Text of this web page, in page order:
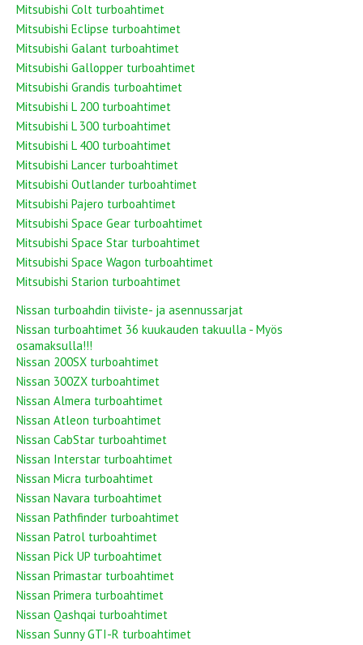
Mitsubishi Colt turboahtimet
Mitsubishi Eclipse turboahtimet
Mitsubishi Galant turboahtimet
Mitsubishi Gallopper turboahtimet
Mitsubishi Grandis turboahtimet
Mitsubishi L 200 turboahtimet
Mitsubishi L 300 turboahtimet
Mitsubishi L 400 turboahtimet
Mitsubishi Lancer turboahtimet
Mitsubishi Outlander turboahtimet
Mitsubishi Pajero turboahtimet
Mitsubishi Space Gear turboahtimet
Mitsubishi Space Star turboahtimet
Mitsubishi Space Wagon turboahtimet
Mitsubishi Starion turboahtimet
Nissan turboahdin tiiviste- ja asennussarjat
Nissan turboahtimet 36 kuukauden takuulla - Myös
osamaksulla!!!
Nissan 200SX turboahtimet
Nissan 300ZX turboahtimet
Nissan Almera turboahtimet
Nissan Atleon turboahtimet
Nissan CabStar turboahtimet
Nissan Interstar turboahtimet
Nissan Micra turboahtimet
Nissan Navara turboahtimet
Nissan Pathfinder turboahtimet
Nissan Patrol turboahtimet
Nissan Pick UP turboahtimet
Nissan Primastar turboahtimet
Nissan Primera turboahtimet
Nissan Qashqai turboahtimet
Nissan Sunny GTI-R turboahtimet